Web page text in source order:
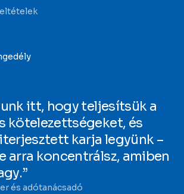
itt, hogy teljesítsük a
kötelezettségeket, és
karja legyünk –
arra koncentrálsz, amiben
és adótanácsadó